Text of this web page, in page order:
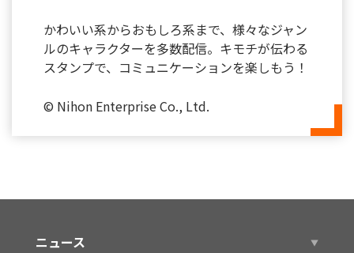
かわいい系からおもしろ系まで、様々なジャン
ルのキャラクターを多数配信。キモチが伝わる
スタンプで、コミュニケーションを楽しもう！
© Nihon Enterprise Co., Ltd.
ニュース